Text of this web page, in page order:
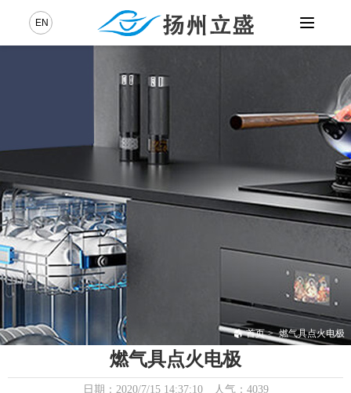
EN
中
首页 > 燃气具点火电极
燃气具点火电极
日期：2020/7/15 14:37:10 人气：4039